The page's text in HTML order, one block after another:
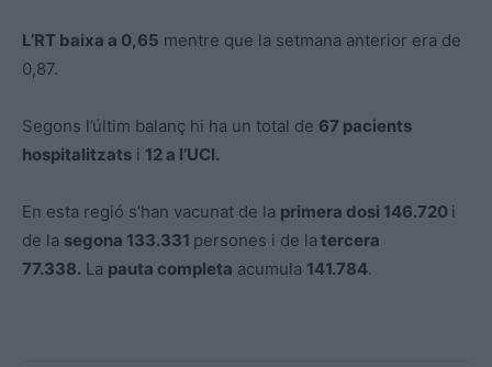
L’RT baixa a 0,65 mentre que la setmana anterior era de
0,87.
Segons l’últim balanç hi ha un total de 67 pacients
hospitalitzats i 12 a l’UCI.
En esta regió s’han vacunat de la primera dosi 146.720 i
de la segona 133.331 persones i de la tercera
77.338. La pauta completa acumula 141.784.